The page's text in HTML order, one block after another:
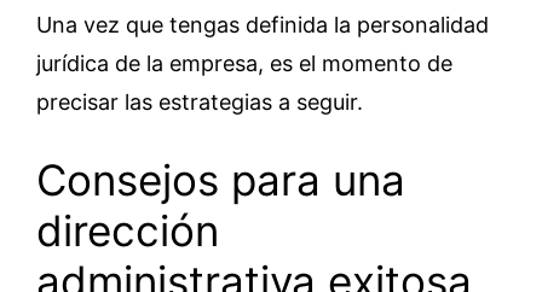
Una vez que tengas definida la personalidad
jurídica de la empresa, es el momento de
precisar las estrategias a seguir.
Consejos para una
dirección
administrativa exitosa